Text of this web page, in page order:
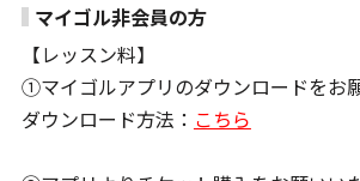
マイゴル非会員の方
【レッスン料】
①マイゴルアプリのダウンロードをお
ダウンロード方法： こちら